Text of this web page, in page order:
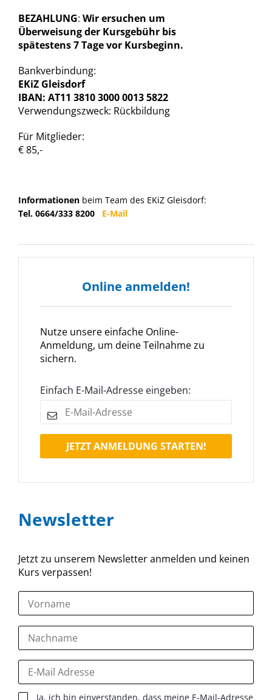
Newsletter
Jetzt zu unserem Newsletter anmelden und keinen
Kurs verpassen!
Ja, ich bin einverstanden, dass meine E-Mail-Adresse
BEZAHLUNG: Wir ersuchen um
Überweisung der Kursgebühr bis
spätestens 7 Tage vor Kursbeginn.
Bankverbindung:
EKiZ Gleisdorf
IBAN: AT11 3810 3000 0013 5822
Verwendungszweck: Rückbildung
Für Mitglieder:
€ 85,-
Informationen beim Team des EKiZ Gleisdorf:
Tel. 0664/333 8200 E-Mail
Online anmelden!
Nutze unsere einfache Online-
Anmeldung, um deine Teilnahme zu
sichern.
Einfach E-Mail-Adresse eingeben:
JETZT ANMELDUNG STARTEN!